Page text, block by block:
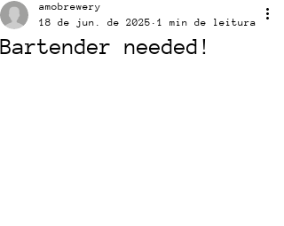
Bartender needed!
amobrewery
18 de jun. de 2025
1 min de leitura